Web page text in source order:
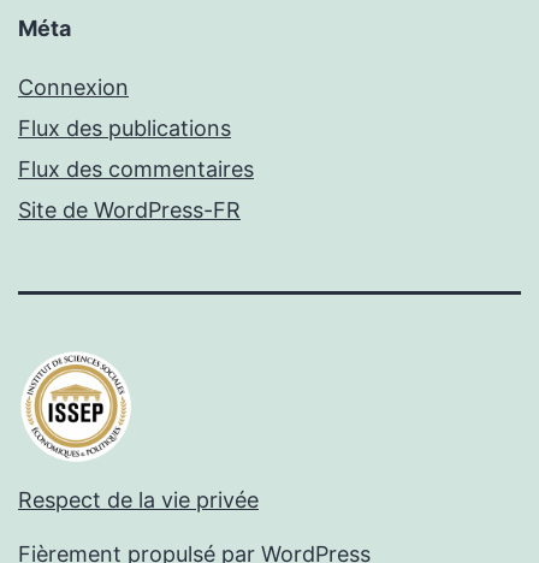
Méta
Connexion
Flux des publications
Flux des commentaires
Site de WordPress-FR
Respect de la vie privée
Fièrement propulsé par WordPress